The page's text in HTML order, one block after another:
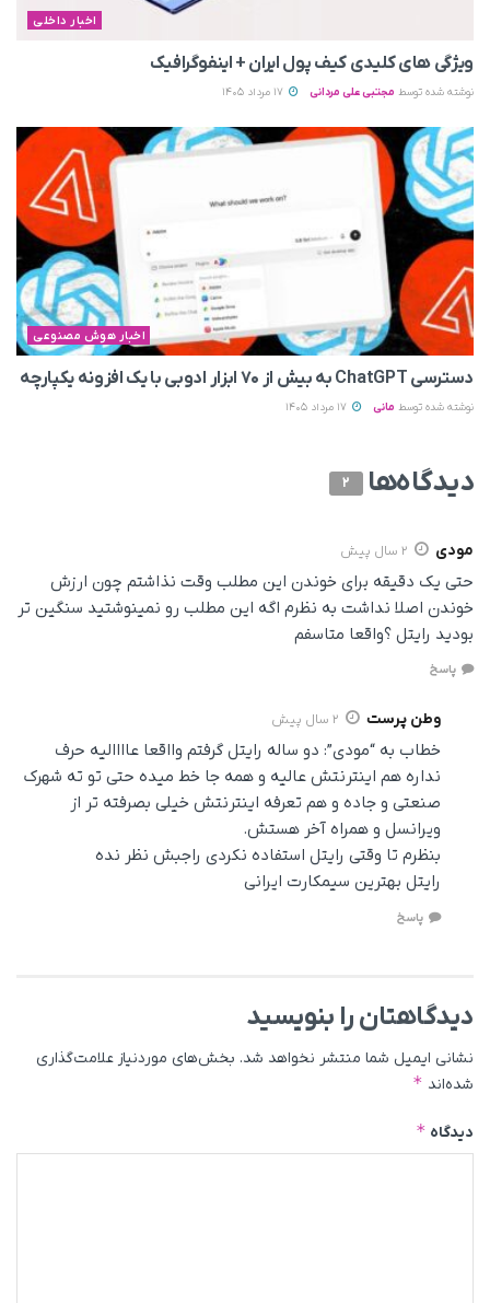
اخبار داخلی
ویژگی های کلیدی کیف پول ایران + اینفوگرافیک
نوشته شده توسط مجتبی علی مردانی
اخبار هوش مصنوعی
دسترسی ChatGPT به بیش از ۷۰ ابزار ادوبی با یک افزونه یکپارچه
نوشته شده توسط مانی
دیدگاه‌ها 2
مودی 2 سال پیش
حتی یک دقیقه برای خوندن این مطلب وقت نذاشتم چون ارزش
خوندن اصلا نداشت به نظرم اگه این مطلب رو نمینوشتید سنگین تر
بودید رایتل ؟واقعا متاسفم
پاسخ
وطن پرست 2 سال پیش
خطاب به “مودی”: دو ساله رایتل گرفتم وااقعا عاااالیه حرف
نداره هم اینترنتش عالیه و همه جا خط میده حتی تو ته شهرک
صنعتی و جاده و هم تعرفه اینترنتش خیلی بصرفته تر از
ویرانسل و همراه آخر هستش.
بنظرم تا وقتی رایتل استفاده نکردی راجبش نظر نده
رایتل بهترین سیمکارت ایرانی
پاسخ
دیدگاهتان را بنویسید
نشانی ایمیل شما منتشر نخواهد شد. بخش‌های موردنیاز علامت‌گذاری
شده‌اند *
دیدگاه *